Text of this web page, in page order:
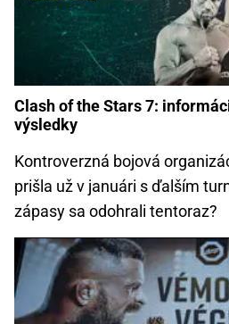
Clash of the Stars 7:
výsledky
Kontroverzná bojová
prišla už v januári s ďalším
zápasy sa odohrali tentoraz?